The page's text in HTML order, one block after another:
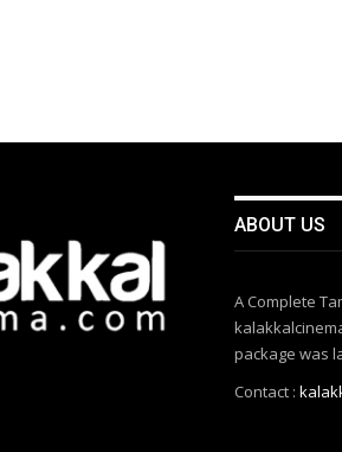
ABOUT US
A Complete
package was
Contact :